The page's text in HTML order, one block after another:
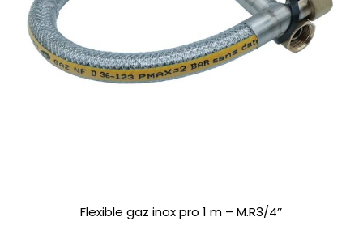
Flexible gaz inox pro 1 m – M.R3/4’’